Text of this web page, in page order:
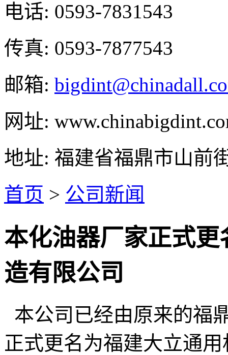
电话: 0593-7831543
传真: 0593-7877543
邮箱:
网址:
地址: 福建省福鼎市山前
首页 > 公司新闻
本化油器厂家正式
造有限公司
本公司已经由原来的福
正式更名为福建大立通